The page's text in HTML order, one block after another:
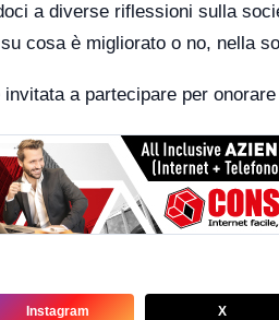
a diverse riflessioni sulla
cosa è migliorato o no, nella
a partecipare per
Instagram X